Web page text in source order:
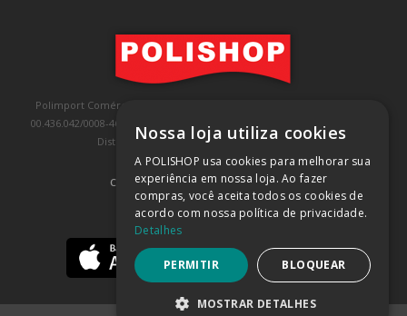
Polimport Comércio e Exportação LTDA, inscrita no CNPJ/MF sob o nº
00.436.042/0008-46, IE 407.458.707.103, com sede na Rua Kanebo, nº 175,
Distrito Industrial, Jundiaí/SP, CEP: 13213-090
COMPRA 100% SEGURA (SAIBA MAIS)
BAIXE NOSSO APP
Nossa loja utiliza cookies
A POLISHOP usa cookies para melhorar sua
experiência em nossa loja. Ao fazer
compras, você aceita todos os cookies de
acordo com nossa política de privacidade.
Detalhes
PERMITIR BLOQUEAR
MOSTRAR DETALHES